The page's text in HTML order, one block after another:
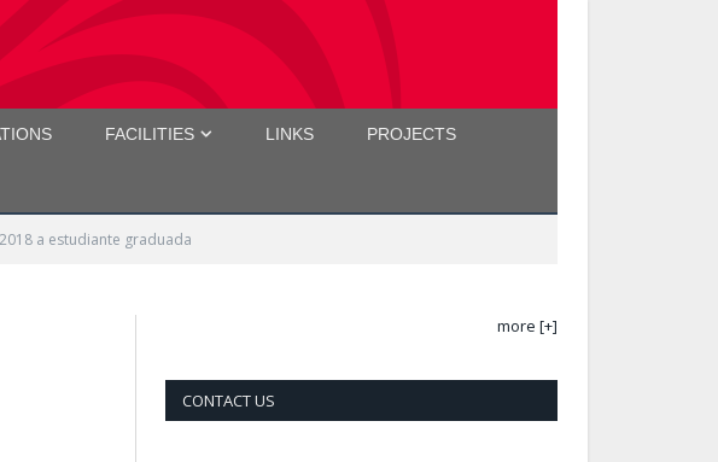
FACILITIES LINKS PROJECTS
a estudiante graduada
more [+]
CONTACT US